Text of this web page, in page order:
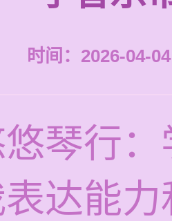
时间：2026-04-
琴行
达能